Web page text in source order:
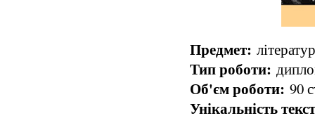
Предмет:
Тип роботи:
Об'єм роботи: 90
Унікальність